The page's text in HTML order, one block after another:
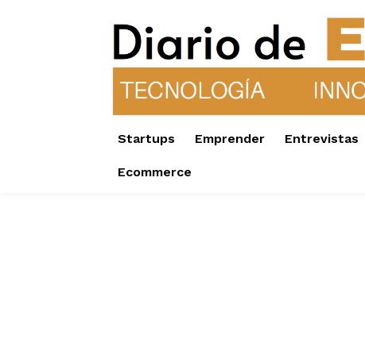
Startups Emprender Entrevistas
Ecommerce